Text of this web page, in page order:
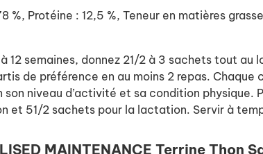
%, Protéine : 12,5 %, Teneur en matières
12 semaines, donnez 21/2 à 3 sachets tout
de préférence en au moins 2 repas.
niveau d’activité et sa condition
et 51/2 sachets pour la lactation. Servir à
MAINTENANCE Terrine Thon